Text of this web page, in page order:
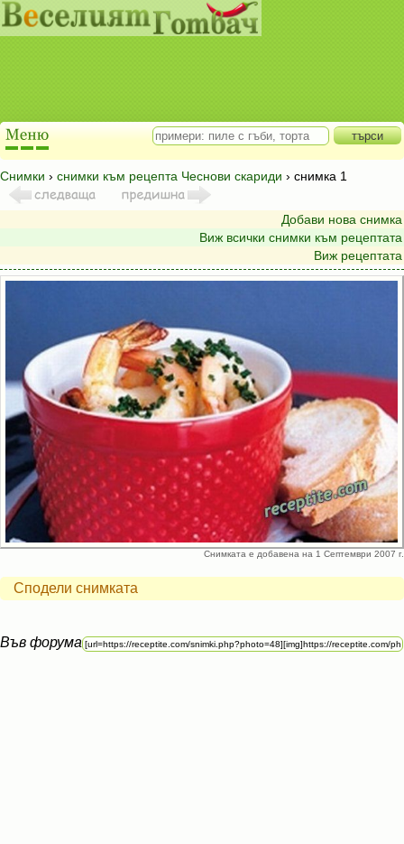
Снимки › снимки към рецепта Чеснови скариди › снимка 1
Добави нова снимка
Виж всички снимки към рецептата
Виж рецептата
Снимката е добавена на 1 Септември 2007 г.
Сподели снимката
Във форума